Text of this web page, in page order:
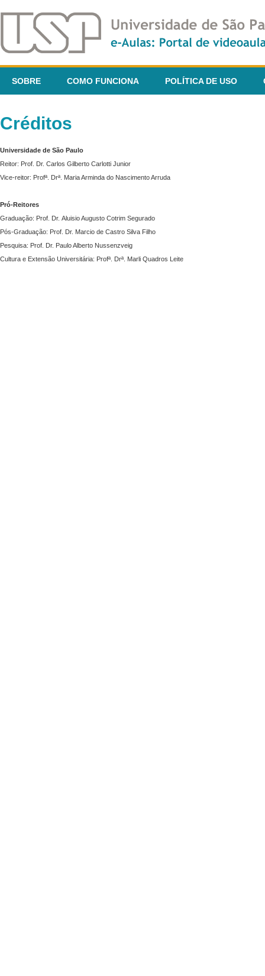
SOBRE COMO FUNCIONA POLÍTICA DE USO
Créditos
Universidade de São Paulo
Reitor: Prof. Dr. Carlos Gilberto Carlotti Junior
Vice-reitor: Profª. Drª. Maria Arminda do Nascimento Arruda
Pró-Reitores
Graduação: Prof. Dr. Aluisio Augusto Cotrim Segurado
Pós-Graduação: Prof. Dr. Marcio de Castro Silva Filho
Pesquisa: Prof. Dr. Paulo Alberto Nussenzveig
Cultura e Extensão Universitária: Profª. Drª. Marli Quadros Leite